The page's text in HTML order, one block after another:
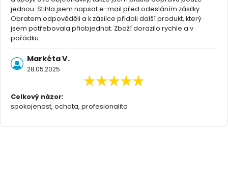
jednou. Stihla jsem napsat e-mail před odesláním zásilky.
Obratem odpověděli a k zásilce přidali další produkt, který
jsem potřebovala přiobjednat. Zboží dorazilo rychle a v
pořádku.
Markéta V.
28.05.2025
Celkový názor:
spokojenost, ochota, profesionalita